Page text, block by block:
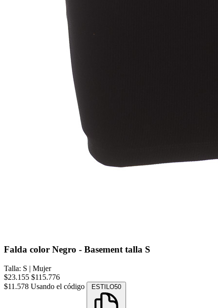
Falda color Negro - Basement talla S
Talla: S | Mujer
$23.155 $115.776
$11.578 Usando el código ESTILO50